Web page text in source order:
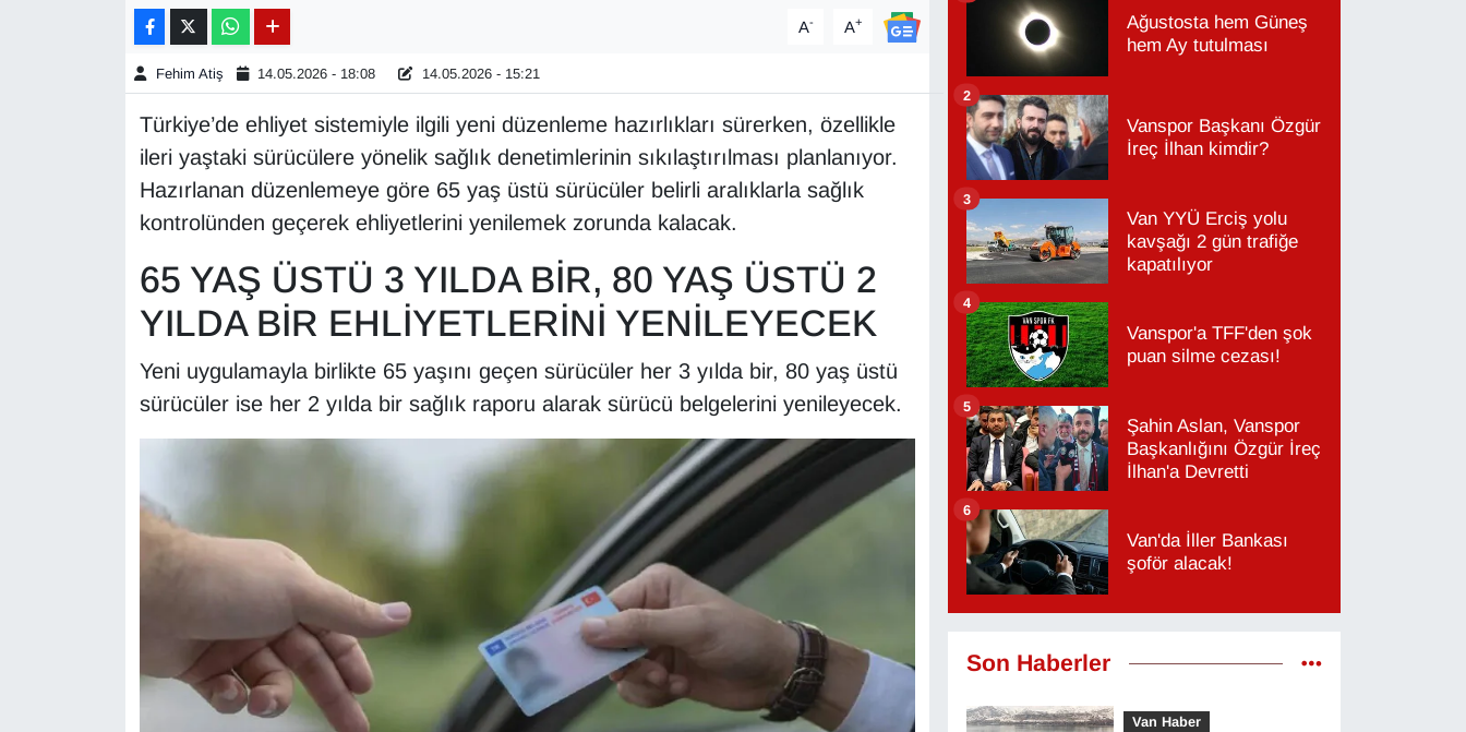
A- A+
Fehim Atiş 14.05.2026 - 18:08 14.05.2026 - 15:21
Türkiye’de ehliyet sistemiyle ilgili yeni düzenleme hazırlıkları sürerken, özellikle
ileri yaştaki sürücülere yönelik sağlık denetimlerinin sıkılaştırılması planlanıyor.
Hazırlanan düzenlemeye göre 65 yaş üstü sürücüler belirli aralıklarla sağlık
kontrolünden geçerek ehliyetlerini yenilemek zorunda kalacak.
65 YAŞ ÜSTÜ 3 YILDA BİR, 80 YAŞ ÜSTÜ 2
YILDA BİR EHLİYETLERİNİ YENİLEYECEK
Yeni uygulamayla birlikte 65 yaşını geçen sürücüler her 3 yılda bir, 80 yaş üstü
sürücüler ise her 2 yılda bir sağlık raporu alarak sürücü belgelerini yenileyecek.
Ağustosta hem Güneş
hem Ay tutulması
Vanspor Başkanı Özgür
İreç İlhan kimdir?
2
Van YYÜ Erciş yolu
kavşağı 2 gün trafiğe
kapatılıyor
3
Vanspor'a TFF'den şok
puan silme cezası!
4
Şahin Aslan, Vanspor
Başkanlığını Özgür İreç
İlhan'a Devretti
5
Van'da İller Bankası
şoför alacak!
6
Son Haberler
Van Haber
Gündem
HABERDE İNSAN
Kamu Alımları
Kim Kimdir?
Kültür & Sanat